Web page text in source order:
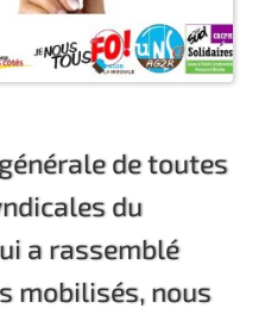
de toutes
du
a rassemblé
mobilisés, nous